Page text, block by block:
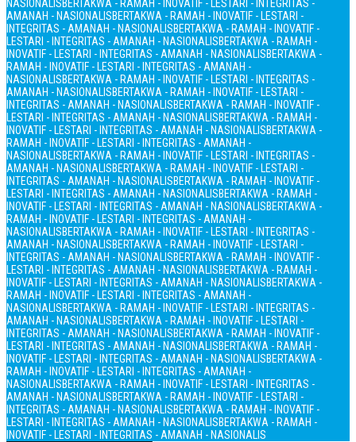
NASIONALISBERTAKWA - RAMAH - INOVATIF - LESTARI - INTEGRITAS -
AMANAH - NASIONALISBERTAKWA - RAMAH - INOVATIF - LESTARI -
INTEGRITAS - AMANAH - NASIONALISBERTAKWA - RAMAH - INOVATIF -
LESTARI - INTEGRITAS - AMANAH - NASIONALISBERTAKWA - RAMAH -
INOVATIF - LESTARI - INTEGRITAS - AMANAH - NASIONALISBERTAKWA -
RAMAH - INOVATIF - LESTARI - INTEGRITAS - AMANAH -
NASIONALISBERTAKWA - RAMAH - INOVATIF - LESTARI - INTEGRITAS -
AMANAH - NASIONALISBERTAKWA - RAMAH - INOVATIF - LESTARI -
INTEGRITAS - AMANAH - NASIONALISBERTAKWA - RAMAH - INOVATIF -
LESTARI - INTEGRITAS - AMANAH - NASIONALISBERTAKWA - RAMAH -
INOVATIF - LESTARI - INTEGRITAS - AMANAH - NASIONALISBERTAKWA -
RAMAH - INOVATIF - LESTARI - INTEGRITAS - AMANAH -
NASIONALISBERTAKWA - RAMAH - INOVATIF - LESTARI - INTEGRITAS -
AMANAH - NASIONALISBERTAKWA - RAMAH - INOVATIF - LESTARI -
INTEGRITAS - AMANAH - NASIONALISBERTAKWA - RAMAH - INOVATIF -
LESTARI - INTEGRITAS - AMANAH - NASIONALISBERTAKWA - RAMAH -
INOVATIF - LESTARI - INTEGRITAS - AMANAH - NASIONALISBERTAKWA -
RAMAH - INOVATIF - LESTARI - INTEGRITAS - AMANAH -
NASIONALISBERTAKWA - RAMAH - INOVATIF - LESTARI - INTEGRITAS -
AMANAH - NASIONALISBERTAKWA - RAMAH - INOVATIF - LESTARI -
INTEGRITAS - AMANAH - NASIONALISBERTAKWA - RAMAH - INOVATIF -
LESTARI - INTEGRITAS - AMANAH - NASIONALISBERTAKWA - RAMAH -
INOVATIF - LESTARI - INTEGRITAS - AMANAH - NASIONALISBERTAKWA -
RAMAH - INOVATIF - LESTARI - INTEGRITAS - AMANAH -
NASIONALISBERTAKWA - RAMAH - INOVATIF - LESTARI - INTEGRITAS -
AMANAH - NASIONALISBERTAKWA - RAMAH - INOVATIF - LESTARI -
INTEGRITAS - AMANAH - NASIONALISBERTAKWA - RAMAH - INOVATIF -
LESTARI - INTEGRITAS - AMANAH - NASIONALISBERTAKWA - RAMAH -
INOVATIF - LESTARI - INTEGRITAS - AMANAH - NASIONALISBERTAKWA -
RAMAH - INOVATIF - LESTARI - INTEGRITAS - AMANAH -
NASIONALISBERTAKWA - RAMAH - INOVATIF - LESTARI - INTEGRITAS -
AMANAH - NASIONALISBERTAKWA - RAMAH - INOVATIF - LESTARI -
INTEGRITAS - AMANAH - NASIONALISBERTAKWA - RAMAH - INOVATIF -
LESTARI - INTEGRITAS - AMANAH - NASIONALISBERTAKWA - RAMAH -
INOVATIF - LESTARI - INTEGRITAS - AMANAH - NASIONALIS